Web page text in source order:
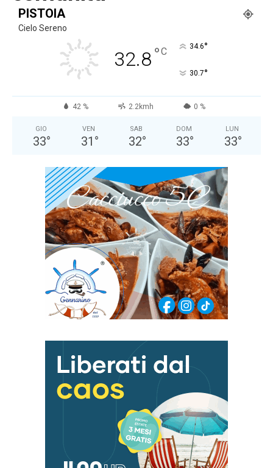
PISTOIA
Cielo Sereno
32.8°C 34.6°
30.7°
42 % 2.2kmh 0 %
GIO
33°
VEN
31 °
SAB
32°
DOM
33°
LUN
33°